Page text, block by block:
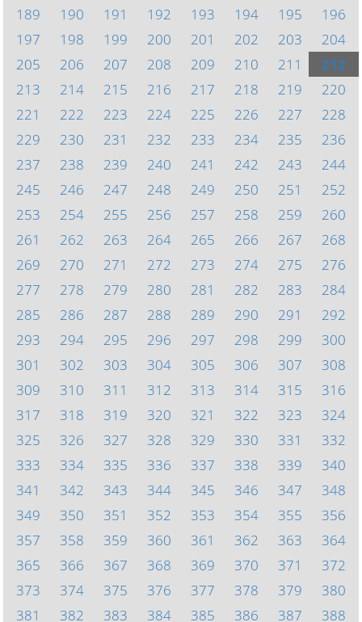
189
190 191 192 193 194 195
196
197
198 199 200 201 202 203
204
205
206 207 208 209 210 211
212
213
214 215 216 217 218 219
220
221
222 223 224 225 226 227
228
229
230 231 232 233 234 235
236
237
238 239 240 241 242 243
244
245
246 247 248 249 250 251
252
253
254 255 256 257 258 259
260
261
262 263 264 265 266 267
268
269
270 271 272 273 274 275
276
277
278 279 280 281 282 283
284
285
286 287 288 289 290 291
292
293
294 295 296 297 298 299
300
301
302 303 304 305 306 307
308
309
310 311 312 313 314 315
316
317
318 319 320 321 322 323
324
325
326 327 328 329 330 331
332
333
334 335 336 337 338 339
340
341
342 343 344 345 346 347
348
349
350 351 352 353 354 355
356
357
358 359 360 361 362 363
364
365
366 367 368 369 370 371
372
373
374 375 376 377 378 379
380
381
382 383 384 385 386 387 388